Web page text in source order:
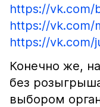
https://vk.com/
https://vk.com/
https://vk.com/
Конечно же,
без
выбором